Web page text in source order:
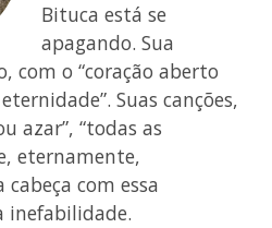
Bituca está se
apagando. Sua
com o “coração aberto
Suas canções,
azar”, “todas as
eternamente,
com essa
inefabilidade.